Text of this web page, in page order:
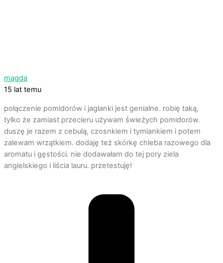
magda
15 lat temu
połączenie pomidorów i jaglanki jest genialne. robię taką,
tylko że zamiast przecieru używam świeżych pomidorów.
duszę je razem z cebulą, czosnkiem i tymiankiem i potem
zalewam wrzątkiem. dodaję też skórkę chleba razowego dla
aromatu i gęstości. nie dodawałam do tej pory ziela
angielskiego i liścia lauru. przetestuję!